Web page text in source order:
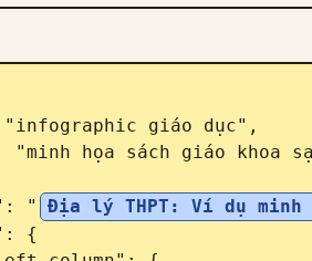
"
Địa lý THPT: Ví dụ minh